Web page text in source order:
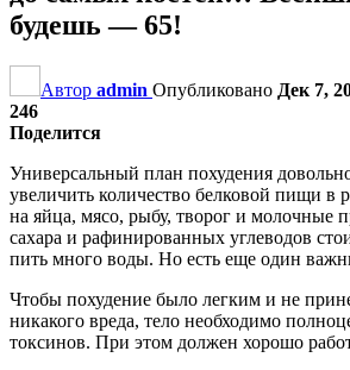
будешь — 65!
Автор admin Опубликовано Дек 7,
246
Поделится
Универсальный план похудения
увеличить количество белковой пищи в
на яйца, мясо, рыбу, творог и молочные
сахара и рафинированных углеводов
пить много воды. Но есть еще один
Чтобы похудение было легким и не
никакого вреда, тело необходимо
токсинов. При этом должен хорошо